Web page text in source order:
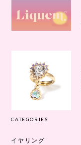
CATEGORIES
イヤリング